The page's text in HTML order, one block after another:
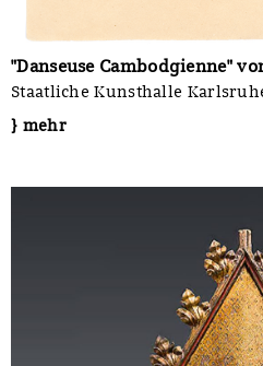
"Danseuse Cambodgienne"
Staatliche Kunsthalle
} mehr